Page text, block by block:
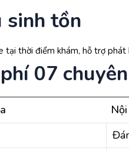
sinh tồn
tại thời điểm khám, hỗ trợ phát
07